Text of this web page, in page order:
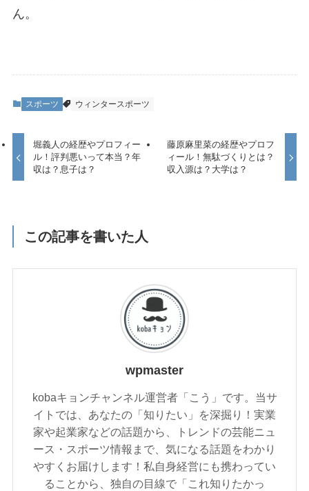
ん。
スポーツ ウィンタースポーツ
堀義人の経歴やプロフィー
ル！評判悪いって本当？年
収は？息子は？
藤原麻里菜の経歴やプロフ
ィール！無駄づくりとは？
収入源は？大学は？
この記事を書いた人
wpmaster
kobaキョンチャンネル運営者「こう」です。当サ
イトでは、あなたの「知りたい」を深掘り！実業
家や起業家などの話題から、トレンドの芸能ニュ
ース・スポーツ情報まで、気になる話題をわかり
やすくお届けします！私自身経営にも携わってい
ることから、独自の目線で「これ知りたかっ